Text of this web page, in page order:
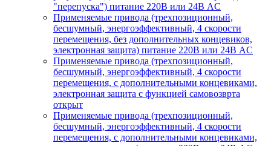
"перепуска") питание 220В или 24В AC
Применяемые привода (трехпозиционный,
бесшумный, энергоэффективный, 4 скорости
перемещения, без дополнительных концевиков,
электронная защита) питание 220В или 24В AC
Применяемые привода (трехпозиционный,
бесшумный, энергоэффективный, 4 скорости
перемещения, с дополнительными концевиками,
электронная защита с функцией самовозврта
открыт
Применяемые привода (трехпозиционный,
бесшумный, энергоэффективный, 4 скорости
перемещения, с дополнительными концевиками,